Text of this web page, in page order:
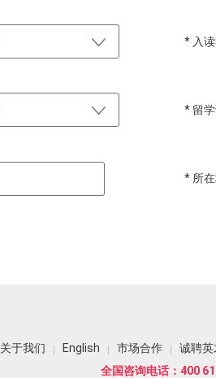
* 入
* 留
* 所
关于我们 English 市场合作
诚聘英
全国咨询电话：400